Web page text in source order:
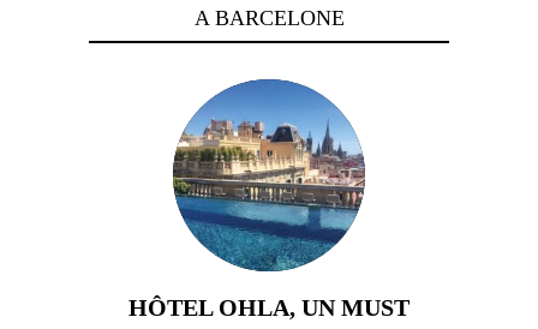
A BARCELONE
HÔTEL OHLA, UN MUST